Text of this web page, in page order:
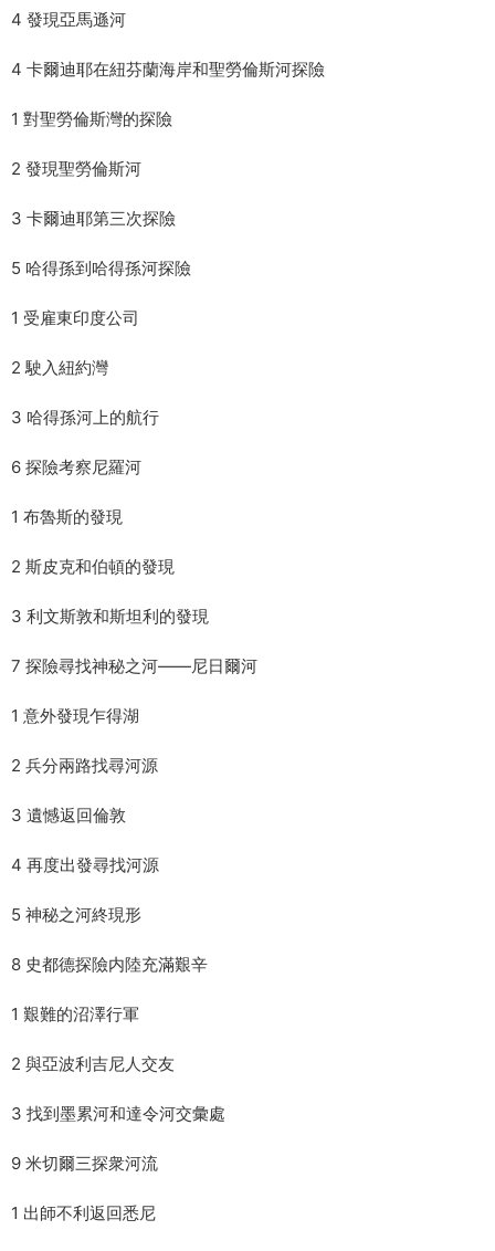
4 發現亞馬遜河
4 卡爾迪耶在紐芬蘭海岸和聖勞倫斯河探險
1 對聖勞倫斯灣的探險
2 發現聖勞倫斯河
3 卡爾迪耶第三次探險
5 哈得孫到哈得孫河探險
1 受雇東印度公司
2 駛入紐約灣
3 哈得孫河上的航行
6 探險考察尼羅河
1 布魯斯的發現
2 斯皮克和伯頓的發現
3 利文斯敦和斯坦利的發現
7 探險尋找神秘之河——尼日爾河
1 意外發現乍得湖
2 兵分兩路找尋河源
3 遺憾返回倫敦
4 再度出發尋找河源
5 神秘之河終現形
8 史都德探險内陸充滿艱辛
1 艱難的沼澤行軍
2 與亞波利吉尼人交友
3 找到墨累河和達令河交彙處
9 米切爾三探衆河流
1 出師不利返回悉尼